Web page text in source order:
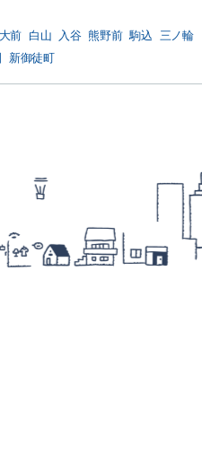
前 白山 入谷 熊野前 駒込
三ノ輪
新御徒町